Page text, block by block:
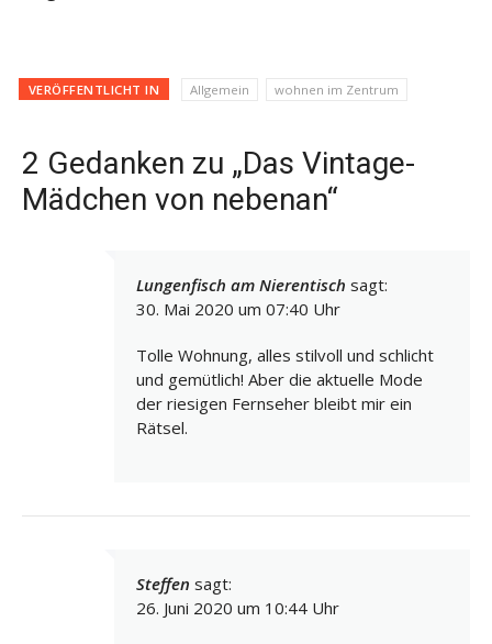
VERÖFFENTLICHT IN Allgemein wohnen im Zentrum
2 Gedanken zu „Das Vintage-
Mädchen von nebenan“
Lungenfisch am Nierentisch sagt:
30. Mai 2020 um 07:40 Uhr
Tolle Wohnung, alles stilvoll und schlicht
und gemütlich! Aber die aktuelle Mode
der riesigen Fernseher bleibt mir ein
Rätsel.
Steffen sagt:
26. Juni 2020 um 10:44 Uhr